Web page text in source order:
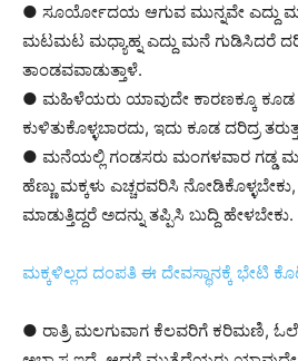
● ಸೂರ್ಯೋದಯ ಆಗುವ ಮುನ್ನವೇ ಎದ್ದು
ಮಟಮಟ ಮಧ್ಯಾಹ್ನ ಎದ್ದು ಮನೆ ಗುಡಿಸಿದರೆ
ತಾಂಡವವಾಡುತ್ತಾಳೆ.
● ಮಹಿಳೆಯರು ಯಾವುದೇ ಕಾರಣಕ್ಕೂ
ಕುಳಿತುಕೊಳ್ಳಬಾರದು, ಇದು ಕೂಡ ದರಿದ್ರ
● ಮನೆಯಲ್ಲಿ ಗಂಡಸರು ಮಂಗಳವಾರ ಗಡ್ಡ
ಹೆಣ್ಣು ಮಕ್ಕಳು ಎಚ್ಚರವರಿಸಿ
ಮಾಡುತ್ತಿದ್ದರೆ ಅದನ್ನು ತಪ್ಪಿಸಿ ಬುದ್ದಿ ಹೇಳಬೇಕು.
ಮಕ್ಕಳಿಲ್ಲದ ದಂಪತಿ ಈ ದೇವಸ್ಥಾನಕ್ಕೆ ಭೇಟಿ
● ರಾತ್ರಿ ಮಲಗುವಾಗ ಕೆಲವರಿಗೆ ಕರಿಮಣಿ,